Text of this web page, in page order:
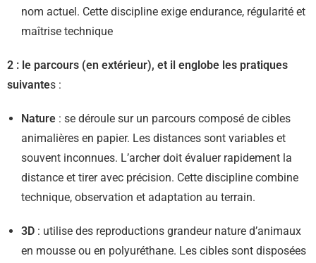
nom actuel. Cette discipline exige endurance, régularité et
maîtrise technique
2 : le parcours (en extérieur), et il englobe les pratiques
suivantes :
Nature : se déroule sur un parcours composé de cibles
animalières en papier. Les distances sont variables et
souvent inconnues. L’archer doit évaluer rapidement la
distance et tirer avec précision. Cette discipline combine
technique, observation et adaptation au terrain.
3D : utilise des reproductions grandeur nature d’animaux
en mousse ou en polyuréthane. Les cibles sont disposées